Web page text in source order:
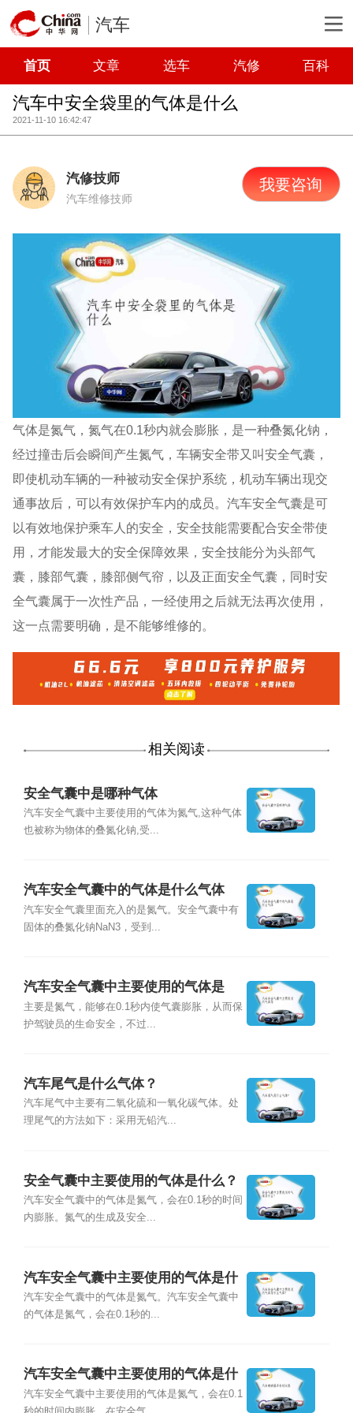
汽车
首页 文章 选车 汽修 百科
汽车中安全袋里的气体是什么
2021-11-10 16:42:47
汽修技师
汽车维修技师
我要咨询
气体是氮气，氮气在0.1秒内就会膨胀，是一种叠氮化钠，
经过撞击后会瞬间产生氮气，车辆安全带又叫安全气囊，
即使机动车辆的一种被动安全保护系统，机动车辆出现交
通事故后，可以有效保护车内的成员。汽车安全气囊是可
以有效地保护乘车人的安全，安全技能需要配合安全带使
用，才能发最大的安全保障效果，安全技能分为头部气
囊，膝部气囊，膝部侧气帘，以及正面安全气囊，同时安
全气囊属于一次性产品，一经使用之后就无法再次使用，
这一点需要明确，是不能够维修的。
相关阅读
安全气囊中是哪种气体
汽车安全气囊中主要使用的气体为氮气,这种气体
也被称为物体的叠氮化钠,受...
汽车安全气囊中的气体是什么气体
汽车安全气囊里面充入的是氮气。安全气囊中有
固体的叠氮化钠NaN3，受到...
汽车安全气囊中主要使用的气体是
主要是氮气，能够在0.1秒内使气囊膨胀，从而保
护驾驶员的生命安全，不过...
汽车尾气是什么气体？
汽车尾气中主要有二氧化硫和一氧化碳气体。处
理尾气的方法如下：采用无铅汽...
安全气囊中主要使用的气体是什么？
汽车安全气囊中的气体是氮气，会在0.1秒的时间
内膨胀。氮气的生成及安全...
汽车安全气囊中主要使用的气体是什
么气体？
汽车安全气囊中的气体是氮气。汽车安全气囊中
的气体是氮气，会在0.1秒的...
汽车安全气囊中主要使用的气体是什
么?
汽车安全气囊中主要使用的气体是氮气，会在0.1